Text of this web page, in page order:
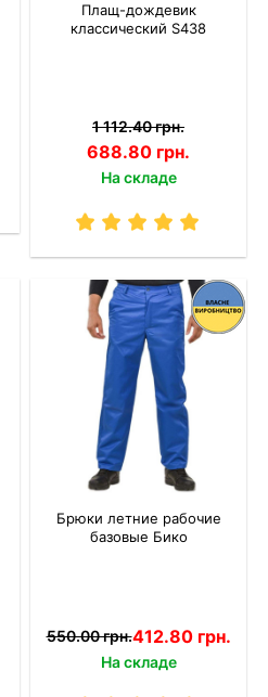
Плащ-дождевик
классический S438
688.80 грн.
1 112.40 грн.
На складе
Брюки летние рабочие
базовые Бико
412.80 грн.
550.00 грн.
На складе